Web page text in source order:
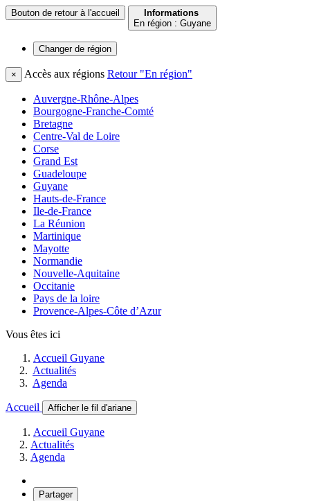
Bouton de retour à l'accueil
Informations
En région : Guyane
Changer de région
× Accès aux régions Retour "En région"
Auvergne-Rhône-Alpes
Bourgogne-Franche-Comté
Bretagne
Centre-Val de Loire
Corse
Grand Est
Guadeloupe
Guyane
Hauts-de-France
Ile-de-France
La Réunion
Martinique
Mayotte
Normandie
Nouvelle-Aquitaine
Occitanie
Pays de la loire
Provence-Alpes-Côte d’Azur
Vous êtes ici
Accueil Guyane
Actualités
Agenda
Accueil Afficher le fil d'ariane
Accueil Guyane
Actualités
Agenda
Partager